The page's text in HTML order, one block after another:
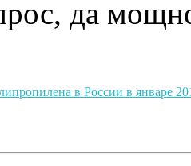
да
в России в январе